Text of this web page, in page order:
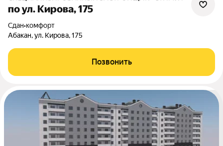
по ул. Кирова, 175
Сдан•комфорт
Абакан, ул. Кирова, 175
Позвонить